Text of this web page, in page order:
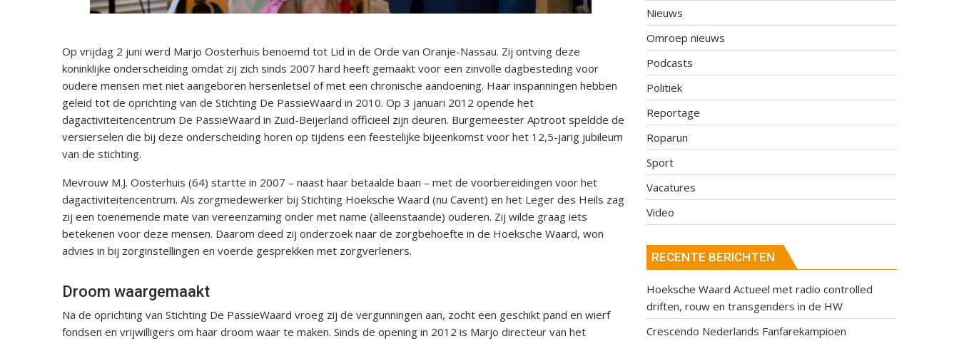
Op vrijdag 2 juni werd Marjo Oosterhuis benoemd tot Lid in de Orde van Oranje-Nassau. Zij ontving deze
koninklijke onderscheiding omdat zij zich sinds 2007 hard heeft gemaakt voor een zinvolle dagbesteding voor
oudere mensen met niet aangeboren hersenletsel of met een chronische aandoening. Haar inspanningen hebben
geleid tot de oprichting van de Stichting De PassieWaard in 2010. Op 3 januari 2012 opende het
dagactiviteitencentrum De PassieWaard in Zuid-Beijerland officieel zijn deuren. Burgemeester Aptroot speldde de
versierselen die bij deze onderscheiding horen op tijdens een feestelijke bijeenkomst voor het 12,5-jarig jubileum
van de stichting.
Mevrouw M.J. Oosterhuis (64) startte in 2007 – naast haar betaalde baan – met de voorbereidingen voor het
dagactiviteitencentrum. Als zorgmedewerker bij Stichting Hoeksche Waard (nu Cavent) en het Leger des Heils zag
zij een toenemende mate van vereenzaming onder met name (alleenstaande) ouderen. Zij wilde graag iets
betekenen voor deze mensen. Daarom deed zij onderzoek naar de zorgbehoefte in de Hoeksche Waard, won
advies in bij zorginstellingen en voerde gesprekken met zorgverleners.
Droom waargemaakt
Na de oprichting van Stichting De PassieWaard vroeg zij de vergunningen aan, zocht een geschikt pand en wierf
fondsen en vrijwilligers om haar droom waar te maken. Sinds de opening in 2012 is Marjo directeur van het
Nieuws
Omroep nieuws
Podcasts
Politiek
Reportage
Roparun
Sport
Vacatures
Video
RECENTE BERICHTEN
Hoeksche Waard Actueel met radio controlled
driften, rouw en transgenders in de HW
Crescendo Nederlands Fanfarekampioen